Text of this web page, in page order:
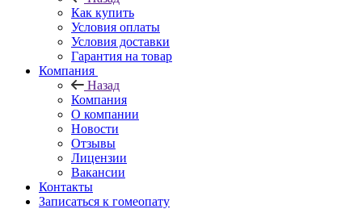
Как купить
Условия оплаты
Условия доставки
Гарантия на товар
Компания
Назад
Компания
О компании
Новости
Отзывы
Лицензии
Вакансии
Контакты
Записаться к гомеопату